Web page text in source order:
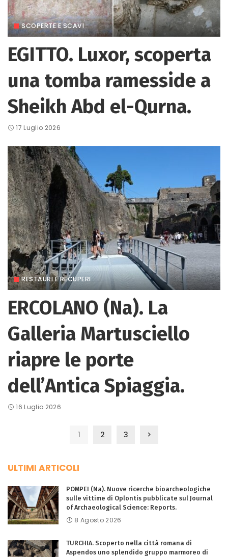
SCOPERTE E SCAVI
EGITTO. Luxor, scoperta
una tomba ramesside a
Sheikh Abd el-Qurna.
17 Luglio 2026
RESTAURI E RECUPERI
ERCOLANO (Na). La
Galleria Martusciello
riapre le porte
dell’Antica Spiaggia.
16 Luglio 2026
1 2 3
ULTIMI ARTICOLI
POMPEI (Na). Nuove ricerche bioarcheologiche
sulle vittime di Oplontis pubblicate sul Journal
of Archaeological Science: Reports.
8 Agosto 2026
TURCHIA. Scoperto nella città romana di
Aspendos uno splendido gruppo marmoreo di